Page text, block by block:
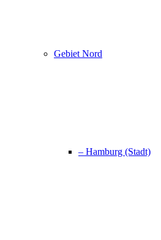
Gebiet Nord
– Hamburg (Stadt)